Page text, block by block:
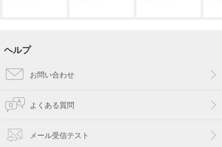
ヘルプ
お問い合わせ
よくある質問
メール受信テスト